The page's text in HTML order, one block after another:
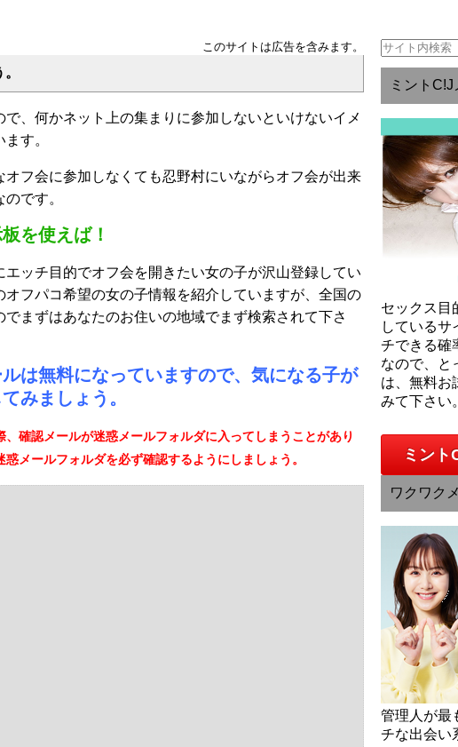
このサイトは広告を含みます。
、何かネット上の集まりに参加しないといけないイメ
す。
フ会に参加しなくても忍野村にいながらオフ会が出来
です。
を使えば！
ッチ目的でオフ会を開きたい女の子が沢山登録してい
オフパコ希望の女の子情報を紹介していますが、全国の
まずはあなたのお住いの地域でまず検索されて下さ
は無料になっていますので、気になる子が
みましょう。
確認メールが迷惑メールフォルダに入ってしまうことがあり
メールフォルダを必ず確認するようにしましょう。
ミント
セックス目
しているサ
チできる確
なので、と
は、無料お
みて下さい。
ミント
ワクワク
管理人が最
チな出会い